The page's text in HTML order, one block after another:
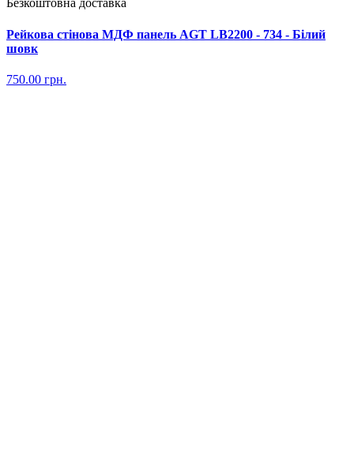
Безкоштовна доставка
Рейкова стінова МДФ панель AGT LB2200 - 734 - Білий
шовк
750.00 грн.